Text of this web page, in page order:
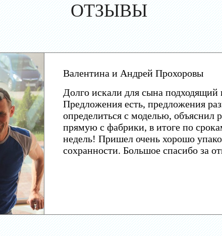
ОТЗЫВЫ
Валентина и Андрей Прохоровы
Долго искали для сына подходящий
Предложения есть, предложения
определиться с моделью, объяснил
прямую с фабрики, в итоге по
недель! Пришел очень хорошо
сохранности. Большое спасибо за